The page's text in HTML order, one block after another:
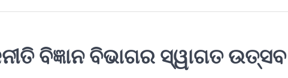
ବିଜ୍ଞାନ ବିଭାଗର ସ୍ୱାଗତ ଉତ୍ସବ